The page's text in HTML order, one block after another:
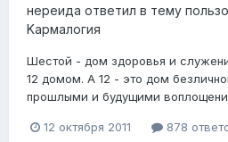
нереида ответил в тему
Kармалогия
Шестой - дом здоровья и
12 домом. А 12 - это дом
прошлыми и будущими
12 октября 2011 878